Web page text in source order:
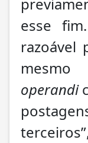
esse
razoável
operandi